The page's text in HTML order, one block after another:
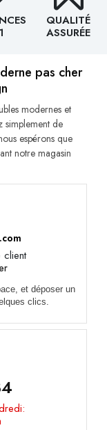
QUALITÉ
ASSURÉE
pas cher
modernes et
simplement de
espérons que
notre magasin
et déposer un
clics.